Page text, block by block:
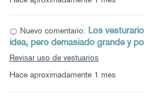
Hace aproximadamente 1 mes
Nuevo comentario: Los
idea, pero demasiado grande y
Revisar uso de vestuarios